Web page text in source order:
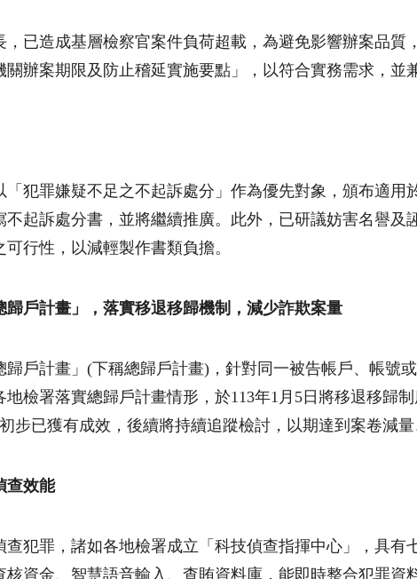
已造成基層檢察官案件負荷超載，為避免影響辦案品
辦案期限及防止稽延實施要點」，以符合實務需求，並
犯罪嫌疑不足之不起訴處分」作為優先對象，頒布適
起訴處分書，並將繼續推廣。此外，已研議妨害名譽
行性，以減輕製作書類負擔。
歸戶計畫」，落實移退移歸機制，減少詐欺案量
戶計畫」 (下稱總歸戶計畫) ，針對同一被告帳戶、帳號
檢署落實總歸戶計畫情形，於113年1 月 5 日將移退移歸
步已獲有成效，後續將持續追蹤檢討，以期達到案卷減量
查效能
犯罪，諸如各地檢署成立「科技偵查指揮中心」，具
資金、智慧語音輸入、查賄資料庫，能即時整合犯罪